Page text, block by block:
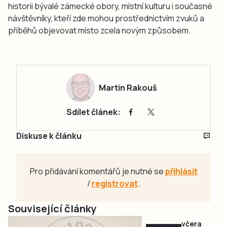
historii bývalé zámecké obory, místní kulturu i současné
návštěvníky, kteří zde mohou prostřednictvím zvuků a
příběhů objevovat místo zcela novým způsobem.
Martin Rakouš
Sdílet článek:
Diskuse k článku
Pro přidávání komentářů je nutné se přihlásit
/registrovat.
Související články
včera